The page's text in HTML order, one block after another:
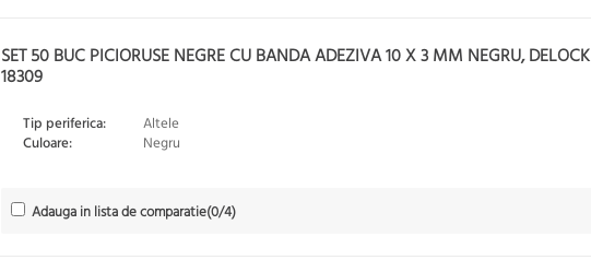
SET 50 BUC PICIORUSE NEGRE CU BANDA ADEZIVA 10 X 3 MM NEGRU, DELOCK
18309
Tip periferica:
Altele
Culoare:
Negru
Adauga in lista de comparatie(0/4)